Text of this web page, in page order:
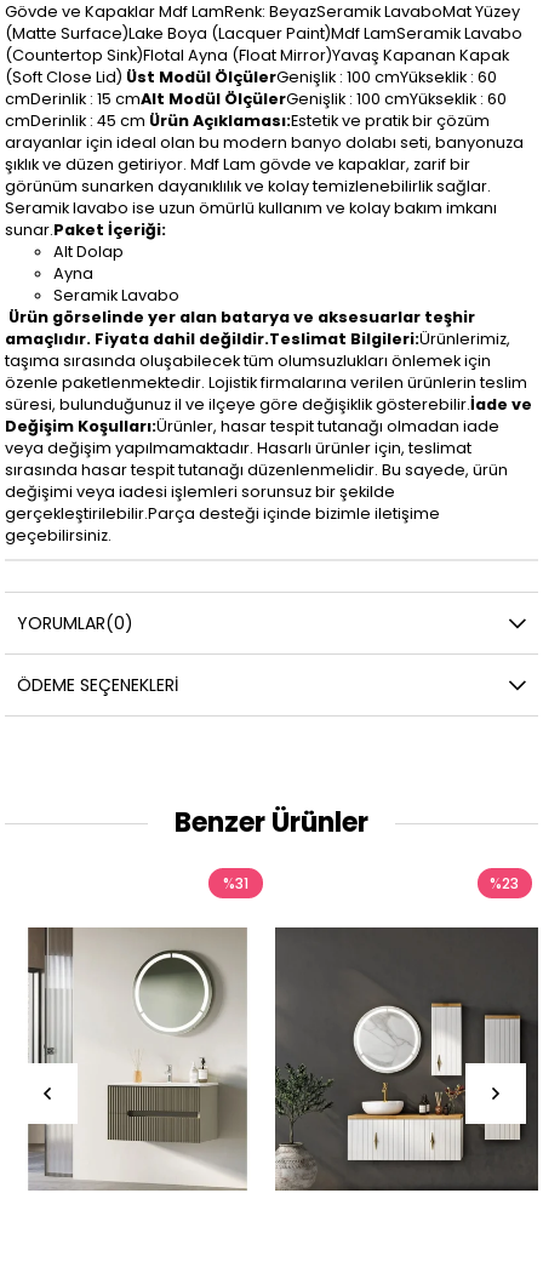
Gövde ve Kapaklar Mdf LamRenk: BeyazSeramik LavaboMat Yüzey
(Matte Surface)Lake Boya (Lacquer Paint)Mdf LamSeramik Lavabo
(Countertop Sink)Flotal Ayna (Float Mirror)Yavaş Kapanan Kapak
(Soft Close Lid) Üst Modül ÖlçülerGenişlik : 100 cmYükseklik : 60
cmDerinlik : 15 cmAlt Modül ÖlçülerGenişlik : 100 cmYükseklik : 60
cmDerinlik : 45 cm Ürün Açıklaması:Estetik ve pratik bir çözüm
arayanlar için ideal olan bu modern banyo dolabı seti, banyonuza
şıklık ve düzen getiriyor. Mdf Lam gövde ve kapaklar, zarif bir
görünüm sunarken dayanıklılık ve kolay temizlenebilirlik sağlar.
Seramik lavabo ise uzun ömürlü kullanım ve kolay bakım imkanı
sunar.Paket İçeriği:
Alt Dolap
Ayna
Seramik Lavabo
Ürün görselinde yer alan batarya ve aksesuarlar teşhir
amaçlıdır. Fiyata dahil değildir.Teslimat Bilgileri:Ürünlerimiz,
taşıma sırasında oluşabilecek tüm olumsuzlukları önlemek için
özenle paketlenmektedir. Lojistik firmalarına verilen ürünlerin teslim
süresi, bulunduğunuz il ve ilçeye göre değişiklik gösterebilir.İade ve
Değişim Koşulları:Ürünler, hasar tespit tutanağı olmadan iade
veya değişim yapılmamaktadır. Hasarlı ürünler için, teslimat
sırasında hasar tespit tutanağı düzenlenmelidir. Bu sayede, ürün
değişimi veya iadesi işlemleri sorunsuz bir şekilde
gerçekleştirilebilir.Parça desteği içinde bizimle iletişime
geçebilirsiniz.
YORUMLAR(0)
ÖDEME SEÇENEKLERI
Benzer Ürünler
%31 %23